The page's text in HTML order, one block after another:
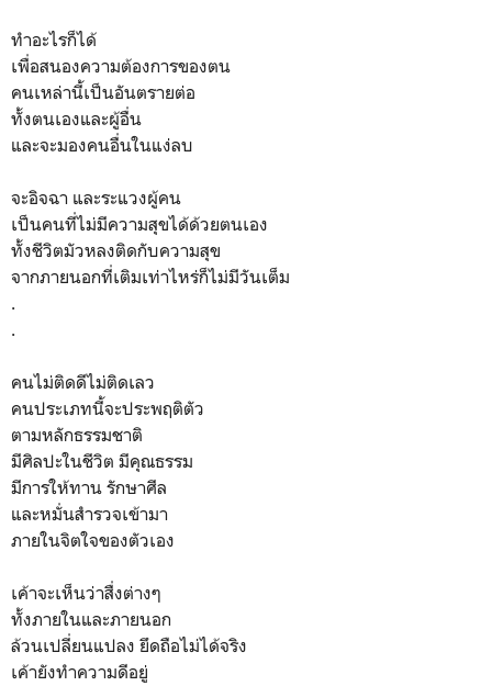
ทำอะไรก็ได้
เพื่อสนองความต้องการของตน
คนเหล่านี้เป็นอันตรายต่อ
ทั้งตนเองและผู้อื่น
และจะมองคนอื่นในแง่ลบ
จะอิจฉา และระแวงผู้คน
เป็นคนที่ไม่มีความสุขได้ด้วยตนเอง
ทั้งชีวิตมัวหลงติดกับความสุข
จากภายนอกที่เติมเท่าไหร่ก็ไม่มีวันเต็ม
.
.
คนไม่ติดดีไม่ติดเลว
คนประเภทนี้จะประพฤติตัว
ตามหลักธรรมชาติ
มีศิลปะในชีวิต มีคุณธรรม
มีการให้ทาน รักษาศีล
และหมั่นสำรวจเข้ามา
ภายในจิตใจของตัวเอง
เค้าจะเห็นว่าสื่งต่างๆ
ทั้งภายในและภายนอก
ล้วนเปลี่ยนแปลง ยึดถือไม่ได้จริง
เค้ายังทำความดีอยู่